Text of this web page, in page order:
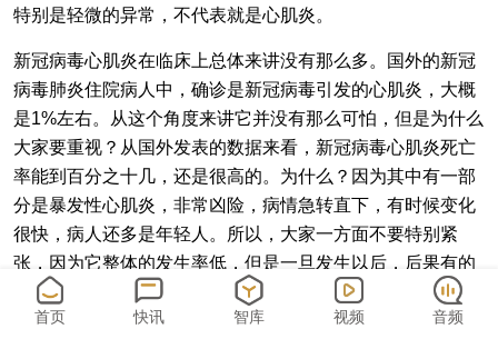
特别是轻微的异常，不代表就是心肌炎。
新冠病毒心肌炎在临床上总体来讲没有那么多。国外的新冠
病毒肺炎住院病人中，确诊是新冠病毒引发的心肌炎，大概
是1%左右。从这个角度来讲它并没有那么可怕，但是为什么
大家要重视？从国外发表的数据来看，新冠病毒心肌炎死亡
率能到百分之十几，还是很高的。为什么？因为其中有一部
分是暴发性心肌炎，非常凶险，病情急转直下，有时候变化
很快，病人还多是年轻人。所以，大家一方面不要特别紧
张，因为它整体的发生率低，但是一旦发生以后，后果有的
时候还比较严重，还是要重视。
首页 快讯 智库 视频 音频